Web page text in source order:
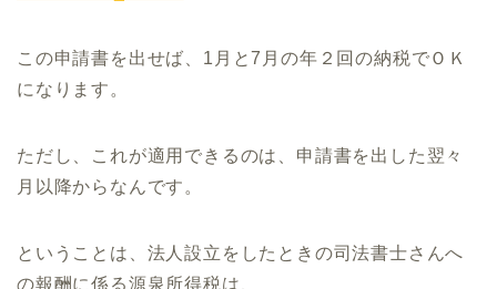
この申請書を出せば、1月と7月の年２回の納税でＯＫ
になります。
ただし、これが適用できるのは、申請書を出した翌々
月以降からなんです。
ということは、法人設立をしたときの司法書士さんへ
の報酬に係る源泉所得税は、